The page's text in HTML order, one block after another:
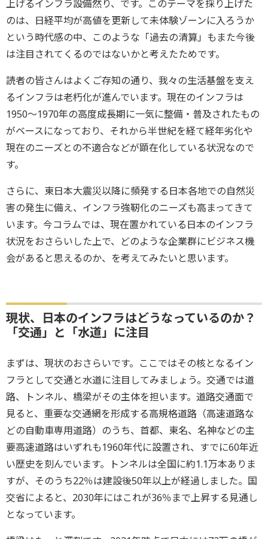
上げるインフラ設備然り、です。このテーマを採り上げた
のは、日経平均が高値を更新して未体験ゾーンに入ろうか
という時代感の中、このような「過去の清算」もまた今後
は注目されてくるのではないかと考えたためです。
読者の皆さんはよくご存知の通り、我々の生活基盤を支え
るインフラは老朽化が進んでいます。現在のインフラは
1950～1970年の高度成長期に一気に整備・普及されたもの
がベースになっており、それから半世紀を経て経年劣化や
現在のニーズとの不適合などが顕在化している状況なので
す。
さらに、東日本大震災以降に頻発する日本各地での自然災
害の発生に備え、インフラ強靭化のニーズも高まってきて
います。今コラムでは、現在置かれている日本のインフラ
状況をおさらいした上で、どのような企業群にビジネス機
会があると思えるのか、を考えてみたいと思います。
現状、日本のインフラはどうなっているのか？
「交通」と「水道」に注目
まずは、現状のおさらいです。ここではその核となるイン
フラとして交通と水道に注目してみましょう。交通では道
路、トンネル、橋梁がその主体を担います。道路交通面で
見ると、重要な交通網を形成する高規格道路（高速道路な
どの自動車専用道路）のうち、首都、東名、名神などの主
要高速道路はいずれも1960年代に設置され、すでに60年近
い歴史を刻んでいます。トンネルは全国に約1.1万本ありま
すが、そのうち22％は建設後50年以上が経過しました。国
交省によると、2030年にはこれが36％まで上昇する見通し
となっています。